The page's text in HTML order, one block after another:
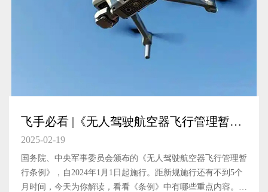
飞手必看 |《无人驾驶航空器飞行管理暂行
条例》法规解读
2025-02-19
国务院、中央军事委员会颁布的《无人驾驶航空器飞行管理暂
行条例》，自2024年1月1日起施行。距新规施行还有不到5个
月时间，今天为你解读，看看《条例》中有哪些重点内容。无